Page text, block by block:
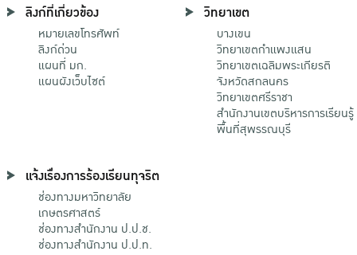
ลิงก์ที่เกี่ยวข้อง
หมายเลขโทรศัพท์
ลิงก์ด่วน
แผนที่ มก.
แผนผังเว็บไซต์
วิทยาเขต
บางเขน
วิทยาเขตกําแพงแสน
วิทยาเขตเฉลิมพระเกียรติ
จังหวัดสกลนคร
วิทยาเขตศรีราชา
สำนักงานเขตบริหารการเรียนรู้
พื้นที่สุพรรณบุรี
แจ้งเรื่องการร้องเรียนทุจริต
ช่องทางมหาวิทยาลัย
เกษตรศาสตร์
ช่องทางสำนักงาน ป.ป.ช.
ช่องทางสำนักงาน ป.ป.ท.